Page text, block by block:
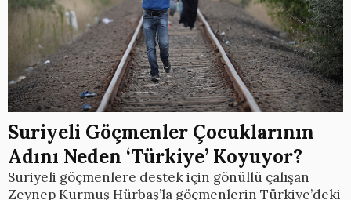
Suriyeli Göçmenler Çocuklarının
Adını Neden ‘Türkiye’ Koyuyor?
Suriyeli göçmenlere destek için gönüllü çalışan
Zeynep Kurmuş Hürbaş’la göçmenlerin Türkiye’deki